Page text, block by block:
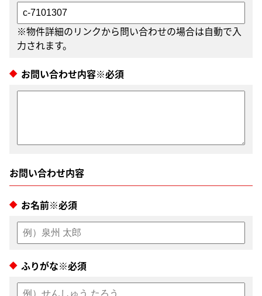
※物件詳細のリンクから問い合わせの場合は自動で入
力されます。
お問い合わせ内容※必須
お名前※必須
ふりがな※必須